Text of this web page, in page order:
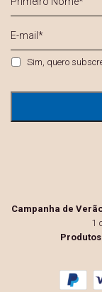
Nome
*
mail
Privacidade *
Sim, quero
Campanha de
1